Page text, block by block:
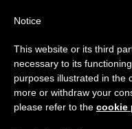
TAG
Notice
This website or its third
necessary to its
purposes illustrated in the
more or withdraw your
please refer to the cookie